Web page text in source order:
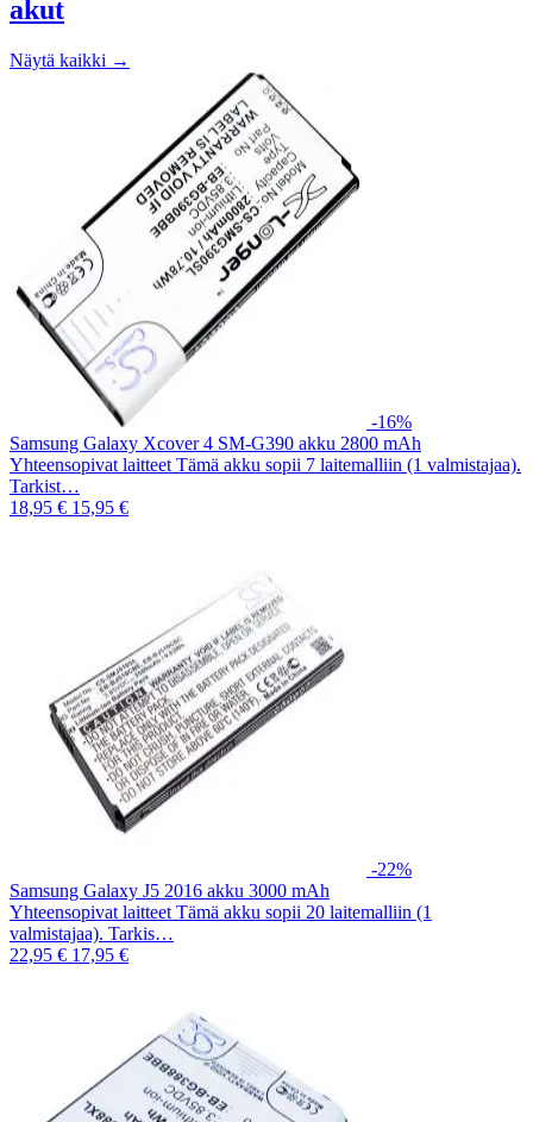
akut
Näytä kaikki →
-16%
Samsung Galaxy Xcover 4 SM-G390 akku 2800 mAh
Yhteensopivat laitteet Tämä akku sopii 7 laitemalliin (1 valmistajaa).
Tarkist…
18,95 € 15,95 €
-22%
Samsung Galaxy J5 2016 akku 3000 mAh
Yhteensopivat laitteet Tämä akku sopii 20 laitemalliin (1
valmistajaa). Tarkis…
22,95 € 17,95 €